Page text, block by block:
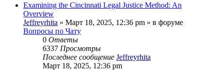
Examining the Cincinnati Legal Justice Method: An
Overview
Jeffreyrhita » Март 18, 2025, 12:36 pm » в форуме
Вопросы по Чату
0 Ответы
6337 Просмотры
Последнее сообщение Jeffreyrhita
Март 18, 2025, 12:36 pm